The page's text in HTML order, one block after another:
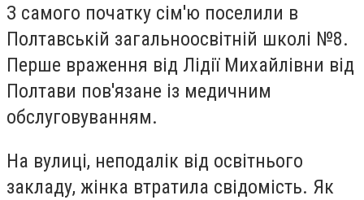
З самого початку сім'ю поселили в
Полтавській загальноосвітній школі №8.
Перше враження від Лідії Михайлівни від
Полтави пов'язане із медичним
обслуговуванням.
На вулиці, неподалік від освітнього
закладу, жінка втратила свідомість. Як